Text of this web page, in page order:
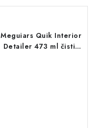
Meguiars Quik Interior
Detailer 473 ml čistič